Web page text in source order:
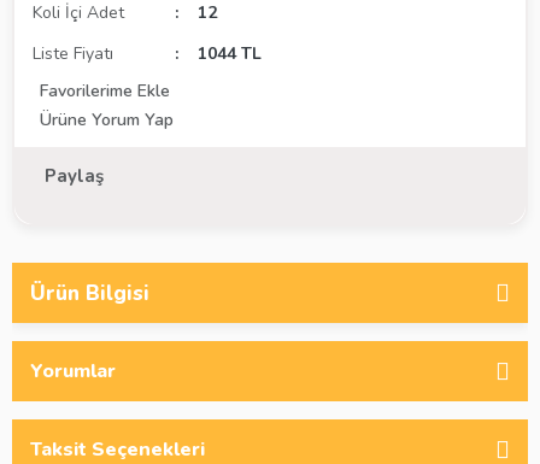
Koli İçi Adet
12
Liste Fiyatı
1044 TL
Ürüne Yorum Yap
Paylaş
Ürün Bilgisi
Yorumlar
Taksit Seçenekleri